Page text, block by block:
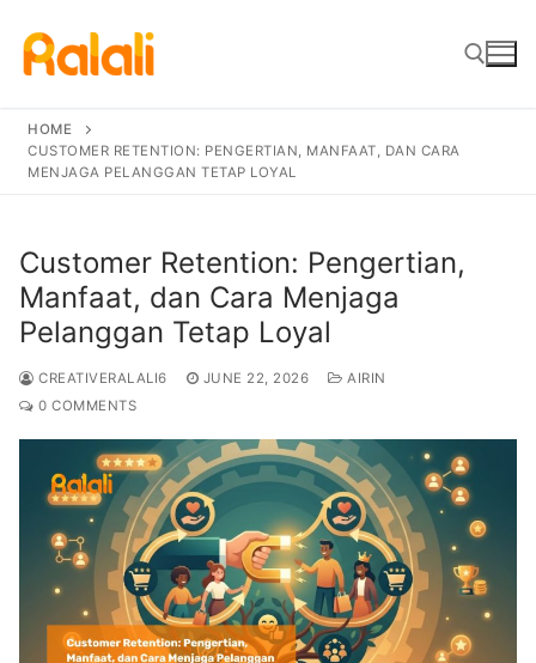
content
Search for:
HOME
CUSTOMER RETENTION: PENGERTIAN, MANFAAT, DAN CARA
MENJAGA PELANGGAN TETAP LOYAL
Customer Retention: Pengertian,
Manfaat, dan Cara Menjaga
Pelanggan Tetap Loyal
CREATIVERALALI6 JUNE 22, 2026
AIRIN
0 COMMENTS